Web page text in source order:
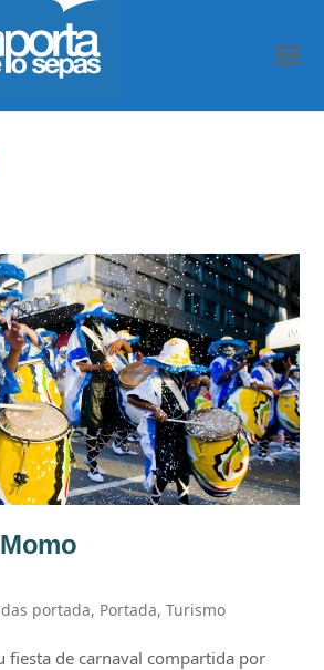
portada, Portada,Turismo
fiesta de carnaval compartida por